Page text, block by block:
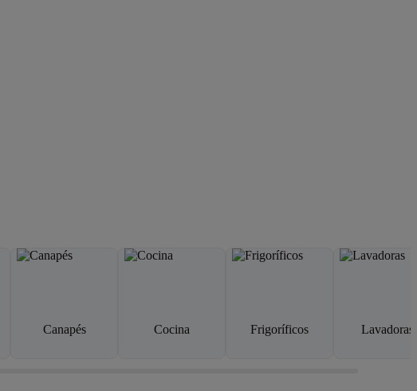
Canapés Cocina Frigoríficos Lavadoras